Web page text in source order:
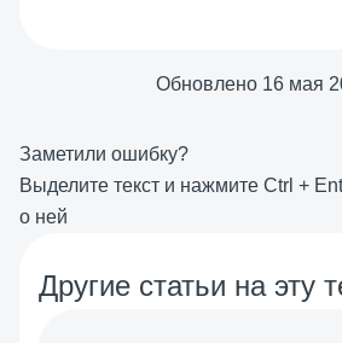
Обновлено 16 мая
Заметили ошибку?
Выделите текст и нажмите Ctrl +
о ней
Другие статьи на эту